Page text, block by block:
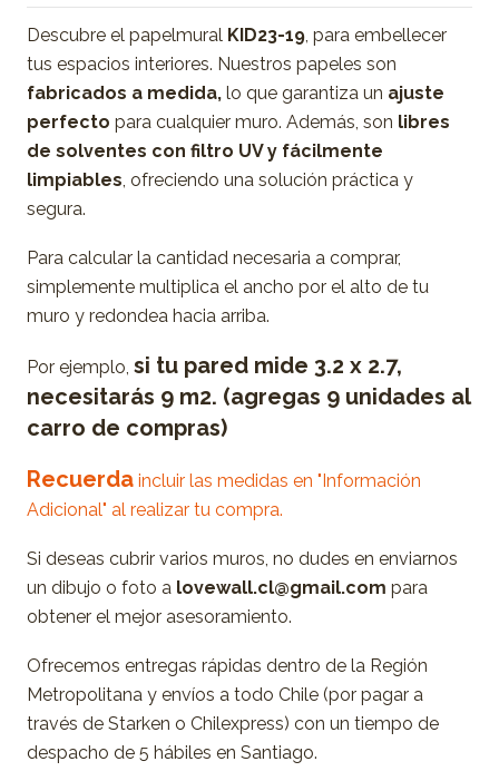
Descubre el papelmural KID23-19, para embellecer
tus espacios interiores. Nuestros papeles son
fabricados a medida, lo que garantiza un ajuste
perfecto para cualquier muro. Además, son libres
de solventes con filtro UV y fácilmente
limpiables, ofreciendo una solución práctica y
segura.
Para calcular la cantidad necesaria a comprar,
simplemente multiplica el ancho por el alto de tu
muro y redondea hacia arriba.
Por ejemplo, si tu pared mide 3.2 x 2.7,
necesitarás 9 m2. (agregas 9 unidades al
carro de compras)
Recuerda incluir las medidas en "Información
Adicional" al realizar tu compra.
Si deseas cubrir varios muros, no dudes en enviarnos
un dibujo o foto a lovewall.cl@gmail.com para
obtener el mejor asesoramiento.
Ofrecemos entregas rápidas dentro de la Región
Metropolitana y envíos a todo Chile (por pagar a
través de Starken o Chilexpress) con un tiempo de
despacho de 5 hábiles en Santiago.